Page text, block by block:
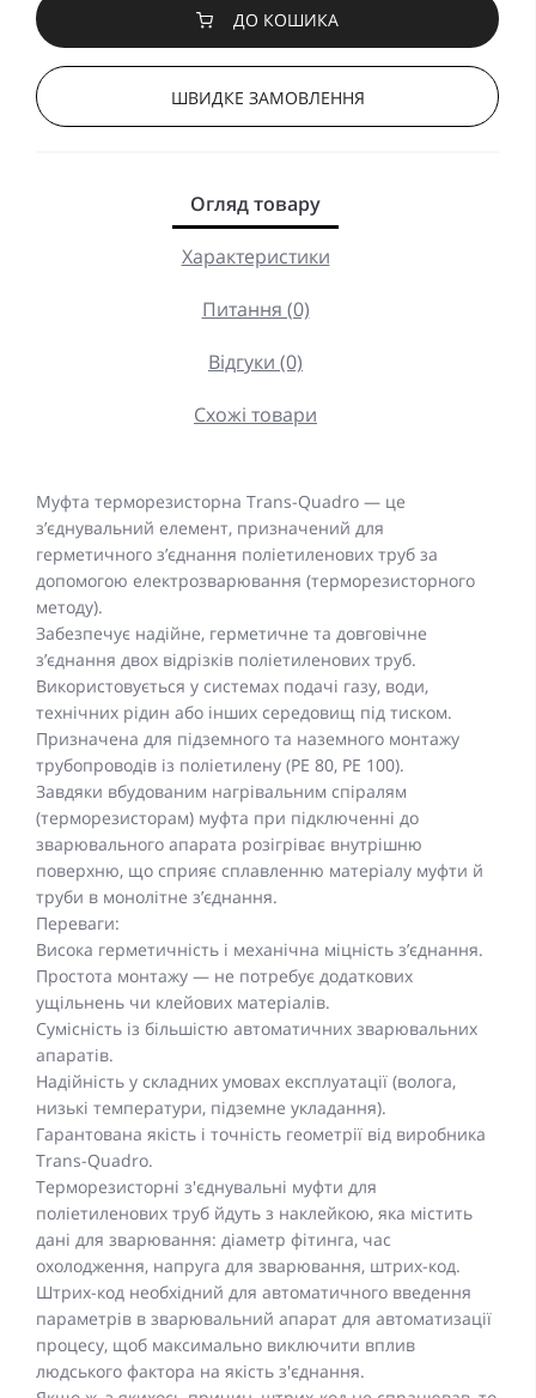
ДО КОШИКА
ШВИДКЕ ЗАМОВЛЕННЯ
Огляд товару
Характеристики
Питання (0)
Відгуки (0)
Схожі товари
Муфта терморезисторна Trans-Quadro — це
з’єднувальний елемент, призначений для
герметичного з’єднання поліетиленових труб за
допомогою електрозварювання (терморезисторного
методу).
Забезпечує надійне, герметичне та довговічне
з’єднання двох відрізків поліетиленових труб.
Використовується у системах подачі газу, води,
технічних рідин або інших середовищ під тиском.
Призначена для підземного та наземного монтажу
трубопроводів із поліетилену (PE 80, PE 100).
Завдяки вбудованим нагрівальним спіралям
(терморезисторам) муфта при підключенні до
зварювального апарата розігріває внутрішню
поверхню, що сприяє сплавленню матеріалу муфти й
труби в монолітне з’єднання.
Переваги:
Висока герметичність і механічна міцність з’єднання.
Простота монтажу — не потребує додаткових
ущільнень чи клейових матеріалів.
Сумісність із більшістю автоматичних зварювальних
апаратів.
Надійність у складних умовах експлуатації (волога,
низькі температури, підземне укладання).
Гарантована якість і точність геометрії від виробника
Trans-Quadro.
Терморезисторні з'єднувальні муфти для
поліетиленових труб йдуть з наклейкою, яка містить
дані для зварювання: діаметр фітинга, час
охолодження, напруга для зварювання, штрих-код.
Штрих-код необхідний для автоматичного введення
параметрів в зварювальний апарат для автоматизації
процесу, щоб максимально виключити вплив
людського фактора на якість з'єднання.